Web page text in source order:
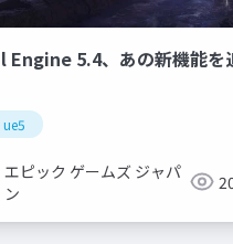
ツール紹介
Engine 5.4、あの新機能を
ue5
エピック ゲームズ ジャパ
ン